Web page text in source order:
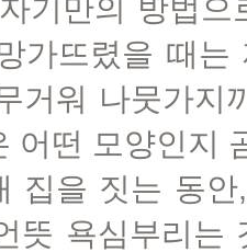
기만의 방법
가뜨렸을 때
거워 나뭇가지
어떤 모양인지
집을 짓는 동
뜻 욕심부리는